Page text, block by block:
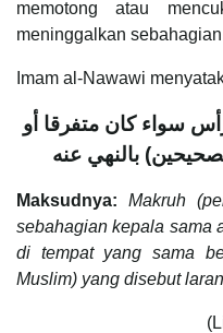
memotong atau
meninggalkan
Imam al-Nawawi
سواء كان متفرقا أو
بالنهي عنه
Maksudnya: Makruh
sebahagian kepala sama
di tempat yang sama
Muslim) yang disebut